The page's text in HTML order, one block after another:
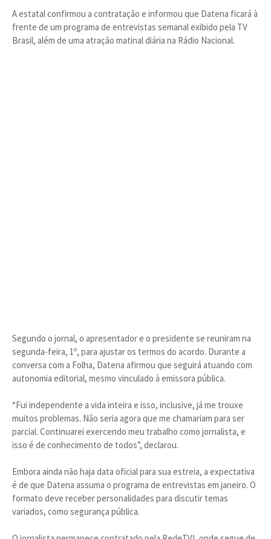
A estatal confirmou a contratação e informou que Datena ficará à
frente de um programa de entrevistas semanal exibido pela TV
Brasil, além de uma atração matinal diária na Rádio Nacional.
Segundo o jornal, o apresentador e o presidente se reuniram na
segunda-feira, 1º, para ajustar os termos do acordo. Durante a
conversa com a Folha, Datena afirmou que seguirá atuando com
autonomia editorial, mesmo vinculado à emissora pública.
“Fui independente a vida inteira e isso, inclusive, já me trouxe
muitos problemas. Não seria agora que me chamariam para ser
parcial. Continuarei exercendo meu trabalho como jornalista, e
isso é de conhecimento de todos”, declarou.
Embora ainda não haja data oficial para sua estreia, a expectativa
é de que Datena assuma o programa de entrevistas em janeiro. O
formato deve receber personalidades para discutir temas
variados, como segurança pública.